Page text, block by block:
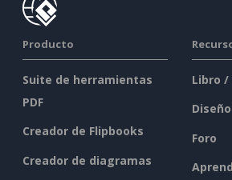
Producto
Suite de herramientas
PDF
Creador de Flipbooks
Creador de diagramas
Libro /
Foro